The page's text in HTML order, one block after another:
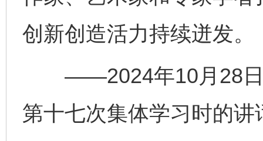
创新创造活力持续迸发。
——2024年10月28日
第十七次集体学习时的讲